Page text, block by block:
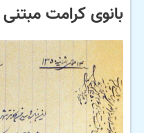
بانوی کرامت مبتنی